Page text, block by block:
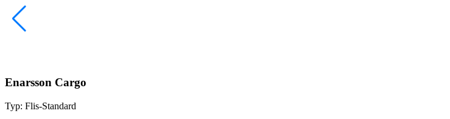
Enarsson Cargo
Typ: Flis-Standard